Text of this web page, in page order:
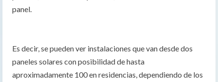
panel.
Es decir, se pueden ver instalaciones que van desde dos
paneles solares con posibilidad de hasta
aproximadamente 100 en residencias, dependiendo de los